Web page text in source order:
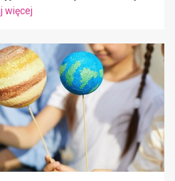
więcej